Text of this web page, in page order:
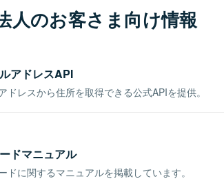
人のお客さま向け情報
アドレスAPI
ドレスから住所を取得できる公式APIを提供。
ドマニュアル
ドに関するマニュアルを掲載しています。